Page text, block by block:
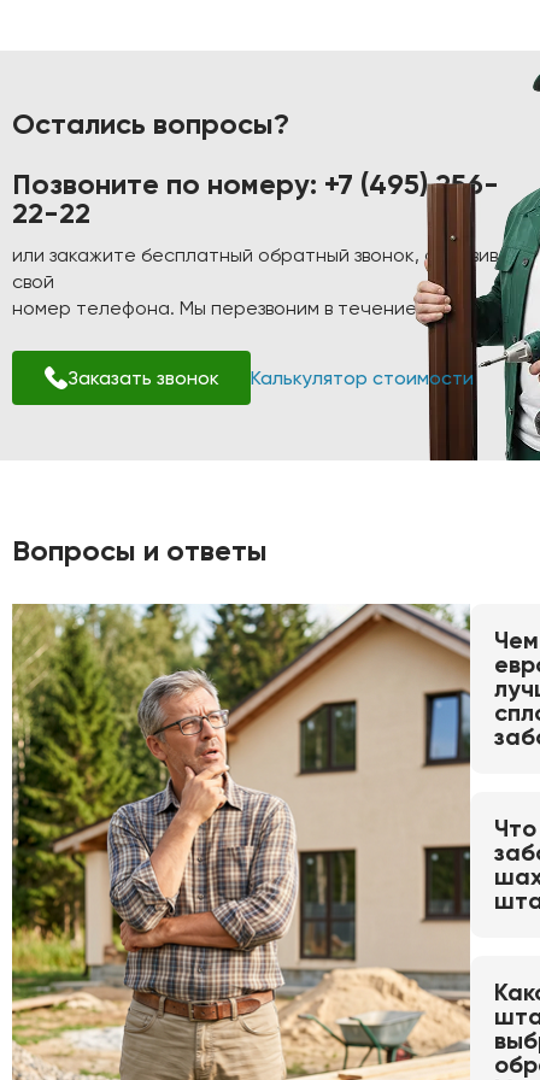
Остались вопросы?
Позвоните по номеру: +7 (495) 256-
22-22
или закажите бесплатный обратный звонок, оставив
свой
номер телефона. Мы перезвоним в течение 1-2 минут!
Заказать звонок Калькулятор стоимости
Вопросы и ответы
Чем